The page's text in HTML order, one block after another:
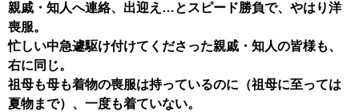
親戚・知人へ連絡、出迎え…とスピード勝負で、やはり洋
喪服。
忙しい中急遽駆け付けてくださった親戚・知人の皆様も、
右に同じ。
祖母も母も着物の喪服は持っているのに（祖母に至っては
夏物まで）、一度も着ていない。